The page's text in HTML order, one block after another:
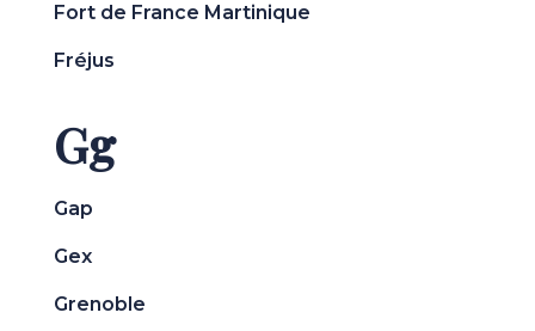
Fort de France Martinique
Fréjus
Gg
Gap
Gex
Grenoble